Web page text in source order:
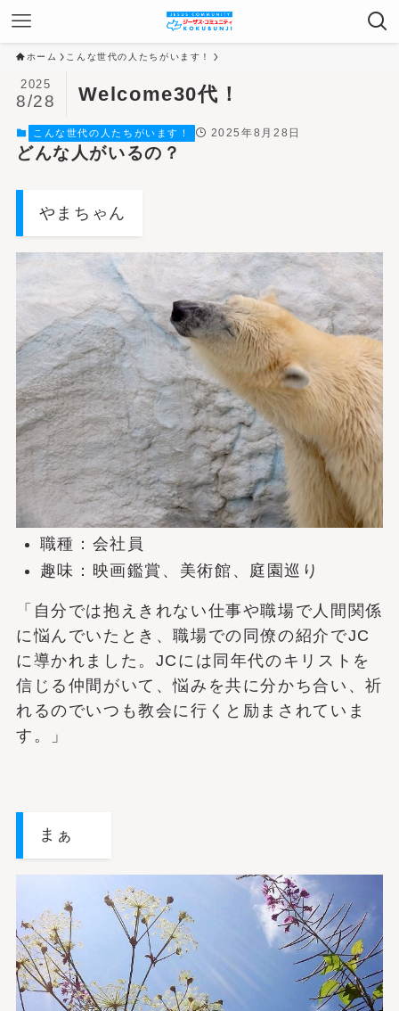
ホーム こんな世代の人たちがいます！
Welcome30代！
2025
8/28
こんな世代の人たちがいます！ 2025年8月28日
どんな人がいるの？
やまちゃん
職種：会社員
趣味：映画鑑賞、美術館、庭園巡り
「自分では抱えきれない仕事や職場で人間関係
に悩んでいたとき、職場での同僚の紹介でJC
に導かれました。JCには同年代のキリストを
信じる仲間がいて、悩みを共に分かち合い、祈
れるのでいつも教会に行くと励まされていま
す。」
まぁ